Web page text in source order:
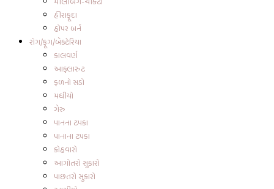
હીરાફૂદા
હોપર બર્ન
રોગ/ફૂગ/બેક્ટેરિયા
કાલવર્ણ
આફ્લારુટ
ફળનો સડો
મધીયો
ગેરુ
પાનના ટપકા
પાનાના ટપકા
કોહવારો
આગોતરો સુકારો
પાછતરો સુકારો